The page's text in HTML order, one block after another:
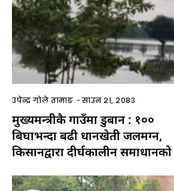
उपेन्द्र गोले तामाङ -साउन २१, २०८३
मुख्यमन्त्रीकै गाउँमा डुबान : १००
बिघाभन्दा बढी धानखेती जलमग्न,
किसानद्वारा दीर्घकालीन